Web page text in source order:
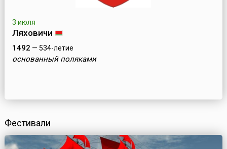
3 июля
Ляховичи
1492 — 534-летие
основанный поляками
Фестивали